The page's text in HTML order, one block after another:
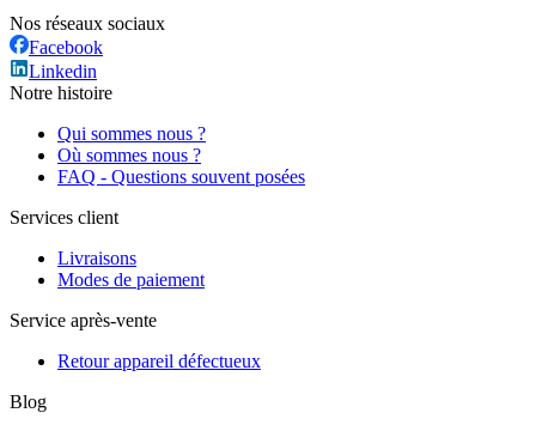
Nos réseaux sociaux
Facebook
Linkedin
Notre histoire
Qui sommes nous ?
Où sommes nous ?
FAQ - Questions souvent posées
Services client
Livraisons
Modes de paiement
Service après-vente
Retour appareil défectueux
Blog